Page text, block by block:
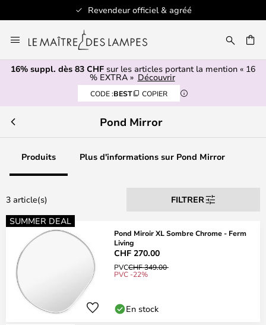
Revendeur officiel & agréé
au
contenu
16% suppl. dès 83 CHF sur les articles portant la mention « 16
% EXTRA » Découvrir
CODE :BEST COPIER
Pond Mirror
Produits Plus d'informations sur Pond Mirror
3 article(s)
FILTRER
SUMMER DEAL
Pond Miroir XL Sombre Chrome - Ferm
Living
CHF 270.00
PVCCHF 349.00
PVC -22%
En stock